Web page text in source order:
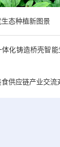
态种植新图景
体化铸造桥壳智
供应链产业交流